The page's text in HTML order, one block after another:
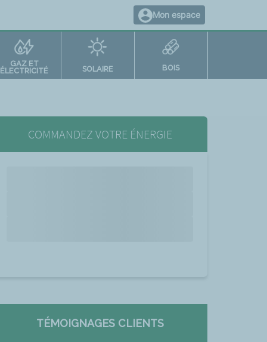
Mon espace
GAZ ET
ÉLECTRICITÉ
SOLAIRE BOIS
COMMANDEZ VOTRE ÉNERGIE
TÉMOIGNAGES CLIENTS